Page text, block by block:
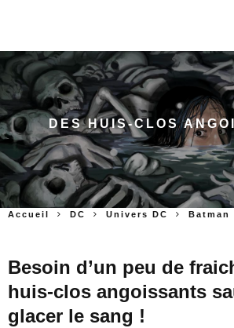
DES HUIS-CLOS
Accueil DC Univers DC Batman
Besoin d’un peu de
huis-clos angoissants
glacer le sang !